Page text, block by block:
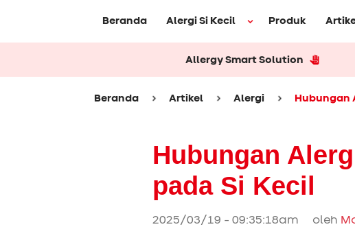
Beranda Alergi Si Kecil Produk
Allergy Smart Solution
Beranda Artikel Alergi Hubungan
Hubungan
pada Si Kecil
2025/03/19 - 09:35:18am oleh